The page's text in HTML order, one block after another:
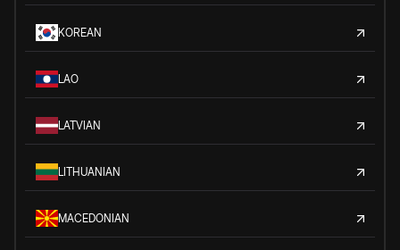
KOREAN
LAO
LATVIAN
LITHUANIAN
MACEDONIAN